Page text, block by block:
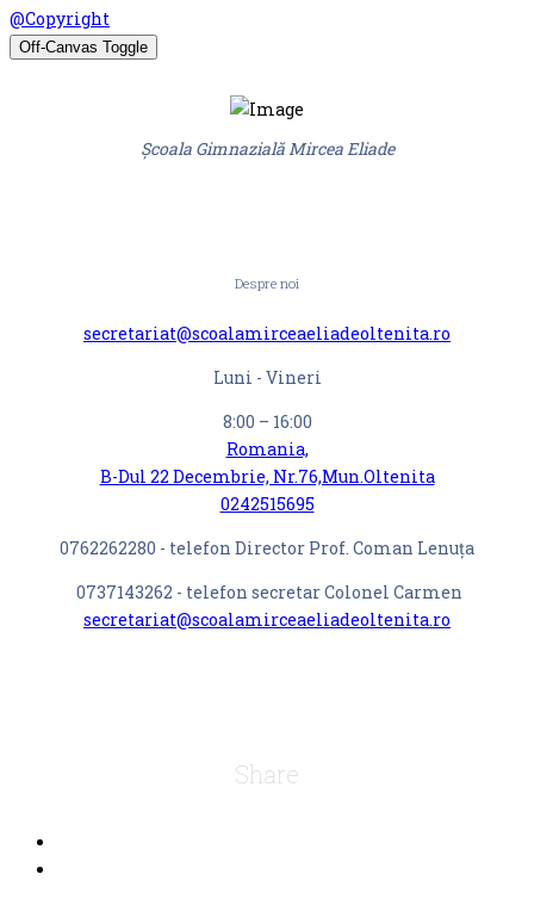
@Copyright
Off-Canvas Toggle
Școala Gimnazială Mircea Eliade
Despre noi
secretariat@scoalamirceaeliadeoltenita.ro
Luni - Vineri
8:00 – 16:00
Romania,
B-Dul 22 Decembrie, Nr.76,Mun.Oltenita
0242515695
0762262280 - telefon Director Prof. Coman Lenuța
0737143262 - telefon secretar Colonel Carmen
secretariat@scoalamirceaeliadeoltenita.ro
Share